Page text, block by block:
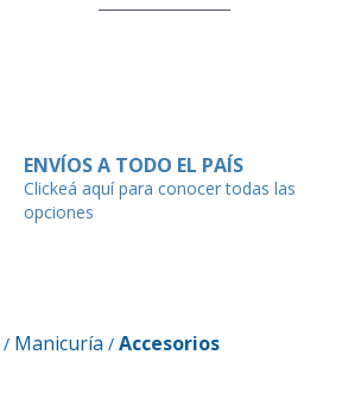
ENVÍOS A TODO EL PAÍS
Clickeá aquí para conocer todas las
opciones
/ Manicuría / Accesorios